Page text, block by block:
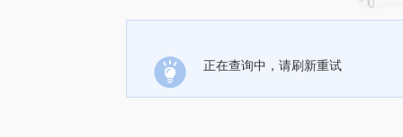
正在查询中，请刷新重试